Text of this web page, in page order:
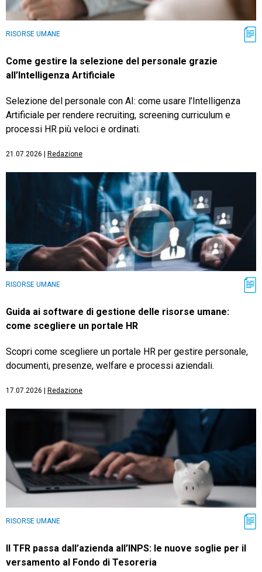
RISORSE UMANE
Come gestire la selezione del personale grazie
all’Intelligenza Artificiale
Selezione del personale con AI: come usare l’Intelligenza
Artificiale per rendere recruiting, screening curriculum e
processi HR più veloci e ordinati.
21.07.2026 | Redazione
RISORSE UMANE
Guida ai software di gestione delle risorse umane:
come scegliere un portale HR
Scopri come scegliere un portale HR per gestire personale,
documenti, presenze, welfare e processi aziendali.
17.07.2026 | Redazione
RISORSE UMANE
Il TFR passa dall’azienda all’INPS: le nuove soglie per il
versamento al Fondo di Tesoreria